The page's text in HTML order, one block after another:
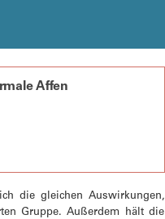
Affen
die gleichen Auswirkungen,
Gruppe. Außerdem hält die